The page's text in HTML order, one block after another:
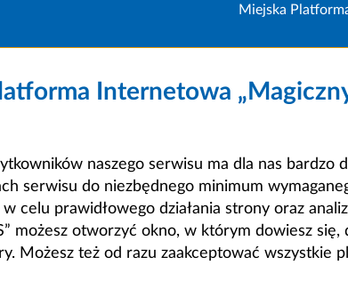
Miejska
Internetowa
naszego serwisu ma dla nas bardzo
serwisu do niezbędnego minimum
celu prawidłowego działania strony oraz
możesz otworzyć okno, w którym dowiesz
Możesz też od razu zaakceptować wszystkie